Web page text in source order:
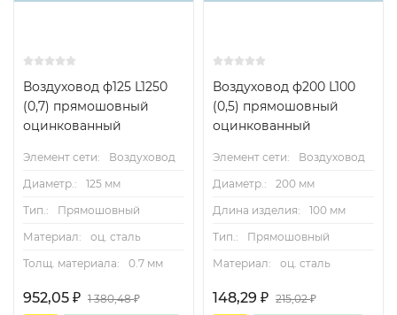
Воздуховод ф125 L1250
(0,7) прямошовный
оцинкованный
Элемент сети:
Воздуховод
Диаметр.:
125 мм
Тип.:
Прямошовный
Материал:
оц. сталь
Толщ. материала:
0.7 мм
952,05 ₽ 1 380,48₽
Воздуховод ф200 L100
(0,5) прямошовный
оцинкованный
Элемент сети:
Воздуховод
Диаметр.:
200 мм
Длина изделия:
100 мм
Тип.:
Прямошовный
Материал:
оц. сталь
148,29 ₽ 215,02₽